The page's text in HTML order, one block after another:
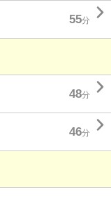
55分 
48分 
46分 